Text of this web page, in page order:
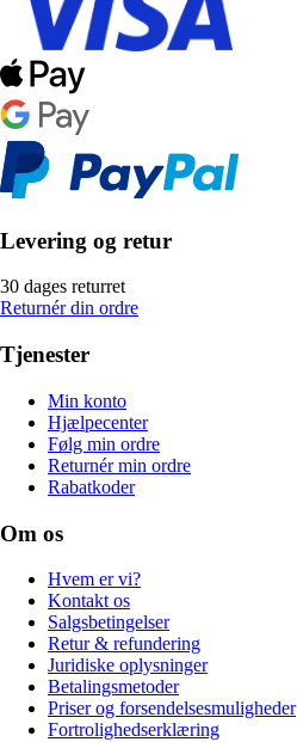
Levering og retur
30 dages returret
Returnér din ordre
Tjenester
Min konto
Hjælpecenter
Følg min ordre
Returnér min ordre
Rabatkoder
Om os
Hvem er vi?
Kontakt os
Salgsbetingelser
Retur & refundering
Juridiske oplysninger
Betalingsmetoder
Priser og forsendelsesmuligheder
Fortrolighedserklæring